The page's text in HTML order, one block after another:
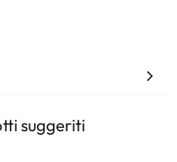
suggeriti